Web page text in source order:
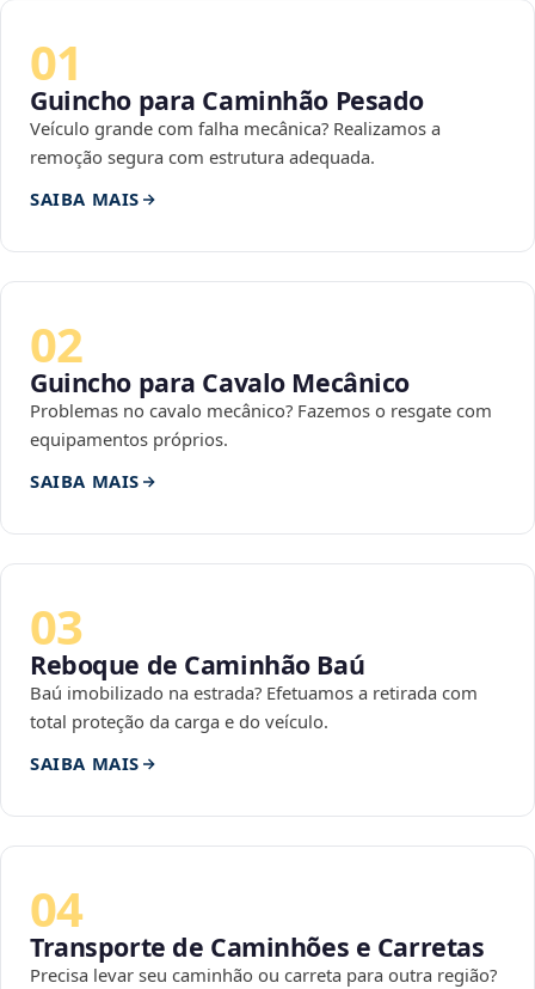
01
Guincho para Caminhão Pesado
Veículo grande com falha mecânica? Realizamos a
remoção segura com estrutura adequada.
SAIBA MAIS
02
Guincho para Cavalo Mecânico
Problemas no cavalo mecânico? Fazemos o resgate com
equipamentos próprios.
SAIBA MAIS
03
Reboque de Caminhão Baú
Baú imobilizado na estrada? Efetuamos a retirada com
total proteção da carga e do veículo.
SAIBA MAIS
04
Transporte de Caminhões e Carretas
Precisa levar seu caminhão ou carreta para outra região?